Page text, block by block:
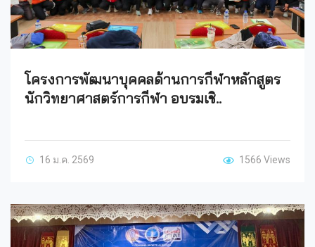
โครงการพัฒนาบุคคลด้านการกีฬาหลักสูตร
นักวิทยาศาสตร์การกีฬา อบรมเชิ..
16 ม.ค. 2569 1566 Views